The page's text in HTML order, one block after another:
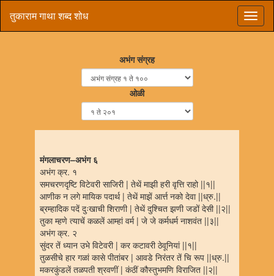
तुकाराम गाथा शब्द शोध
अभंग संग्रह
ओळी
मंगलाचरण–अभंग ६
अभंग क्र. १
समचरणदृष्टि विटेवरी साजिरी | तेथें माझी हरी वृत्ति राहो ||१||
आणीक न लगे मायिक पदार्थ | तेथें माझें आर्त्त नको देवा ||ध्रु.||
ब्रम्हादिक पदें दुःखाची शिराणी | तेथें दुश्चित झणी जडों देसी ||२||
तुका म्हणे त्याचें कळलें आम्हां वर्म | जे जे कर्मधर्म नाशवंत ||३||
अभंग क्र. २
सुंदर तें ध्यान उभे विटेवरी | कर कटावरी ठेवूनियां ||१||
तुळसीचे हार गळां कासे पीतांबर | आवडे निरंतर तें चि रूप ||ध्रु.||
मकरकुंडलें तळपती श्रवणीं | कंठीं कौस्तुभमणि विराजित ||२||